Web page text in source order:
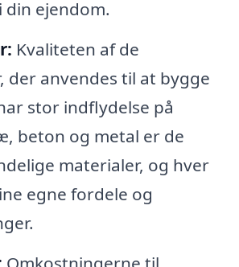
din ejendom.
Kvaliteten af de
der anvendes til at bygge
stor indflydelse på
beton og metal er de
materialer, og hver
egne fordele og